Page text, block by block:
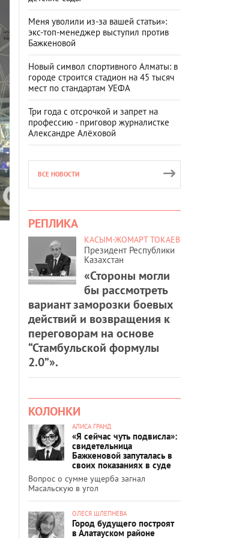
Меня уволили из-за вашей статьи»:
экс-топ-менеджер выступил против
Бажкеновой
Новый символ спортивного Алматы: в
городе строится стадион на 45 тысяч
мест по стандартам УЕФА
Три года с отсрочкой и запрет на
профессию - приговор журналистке
Александре Алёховой
ВСЕ НОВОСТИ
РЕПЛИКА
КАСЫМ-ЖОМАРТ ТОКАЕВ
Президент Республики
Казахстан
«Стороны могли
бы рассмотреть
вариант заморозки боевых
действий и возвращения к
переговорам на основе
“Стамбульской формулы
2.0”».
КОЛОНКИ
АЛИСА ГРАНД
«Я сейчас чуть подвисла»:
свидетельница
Бажкеновой запуталась в
своих показаниях в суде
Вопрос о сумме ущерба загнал
Масальскую в угол
ОЛЕСЯ ШЛЕПНЕВА
Город будущего построят
в Алатауском районе